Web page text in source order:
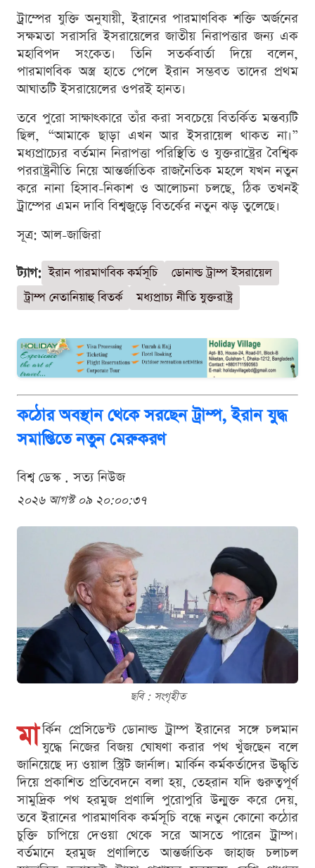
ট্রাম্পের যুক্তি অনুযায়ী, ইরানের পারমাণবিক শক্তি অর্জনের
সক্ষমতা সরাসরি ইসরায়েলের জাতীয় নিরাপত্তার জন্য এক
মহাবিপদ সংকেত। তিনি সতর্কবার্তা দিয়ে বলেন,
পারমাণবিক অস্ত্র হাতে পেলে ইরান সম্ভবত তাদের প্রথম
আঘাতটি ইসরায়েলের ওপরই হানত।
তবে পুরো সাক্ষাৎকারে তাঁর করা সবচেয়ে বিতর্কিত মন্তব্যটি
ছিল, “আমাকে ছাড়া এখন আর ইসরায়েল থাকত না।”
মধ্যপ্রাচ্যের বর্তমান নিরাপত্তা পরিস্থিতি ও যুক্তরাষ্ট্রের বৈশ্বিক
পররাষ্ট্রনীতি নিয়ে আন্তর্জাতিক রাজনৈতিক মহলে যখন নতুন
করে নানা হিসাব-নিকাশ ও আলোচনা চলছে, ঠিক তখনই
ট্রাম্পের এমন দাবি বিশ্বজুড়ে বিতর্কের নতুন ঝড় তুলেছে।
সূত্র: আল-জাজিরা
ট্যাগ: ইরান পারমাণবিক কর্মসূচি
ডোনাল্ড ট্রাম্প ইসরায়েল
ট্রাম্প নেতানিয়াহু বিতর্ক
মধ্যপ্রাচ্য নীতি যুক্তরাষ্ট্র
কঠোর অবস্থান থেকে সরছেন ট্রাম্প, ইরান যুদ্ধ
সমাপ্তিতে নতুন মেরুকরণ
বিশ্ব ডেস্ক . সত্য নিউজ
২০২৬ আগস্ট ০৯ ২০:০০:৩৭
ছবি : সংগৃহীত
মা র্কিন প্রেসিডেন্ট ডোনাল্ড ট্রাম্প ইরানের সঙ্গে চলমান
যুদ্ধে নিজের বিজয় ঘোষণা করার পথ খুঁজছেন বলে
জানিয়েছে দ্য ওয়াল স্ট্রিট জার্নাল। মার্কিন কর্মকর্তাদের উদ্ধৃতি
দিয়ে প্রকাশিত প্রতিবেদনে বলা হয়, তেহরান যদি গুরুত্বপূর্ণ
সামুদ্রিক পথ হরমুজ প্রণালি পুরোপুরি উন্মুক্ত করে দেয়,
তবে ইরানের পারমাণবিক কর্মসূচি বন্ধে নতুন কোনো কঠোর
চুক্তি চাপিয়ে দেওয়া থেকে সরে আসতে পারেন ট্রাম্প।
বর্তমানে হরমুজ প্রণালিতে আন্তর্জাতিক জাহাজ চলাচল